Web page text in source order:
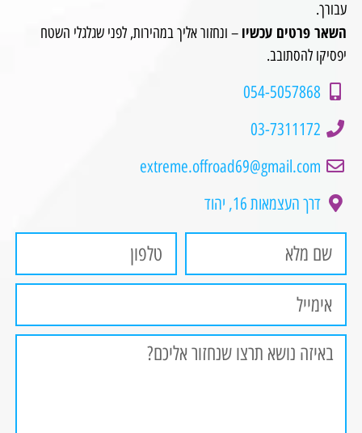
עבורך.
השאר פרטים עכשיו – ונחזור אליך במהירות, לפני שגלגלי השטח
יפסיקו להסתובב.
054-5057868
03-7311172
extreme.offroad69@gmail.com
דרך העצמאות 16, יהוד